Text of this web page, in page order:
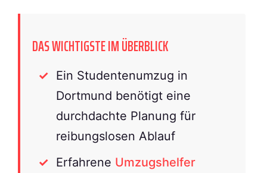
DAS WICHTIGSTE IM ÜBERBLICK
Ein Studentenumzug in
Dortmund benötigt eine
durchdachte Planung für
reibungslosen Ablauf
Erfahrene Umzugshelfer